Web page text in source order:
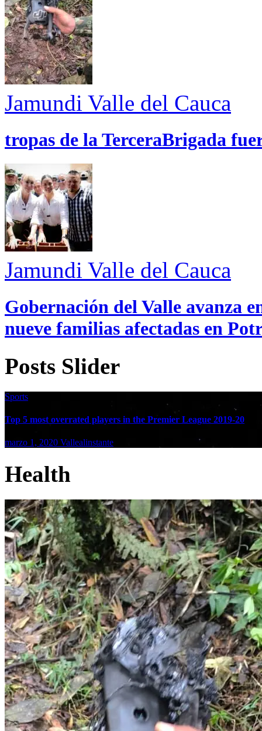
Jamundi Valle del Cauca
tropas de la TerceraBrigada
Jamundi Valle del Cauca
Gobernación del Valle avanza
nueve familias afectadas en
Posts Slider
Sports
Top 5 most overrated players in the Premier League 2019-20
marzo 1, 2020 Vallealinstante
Health